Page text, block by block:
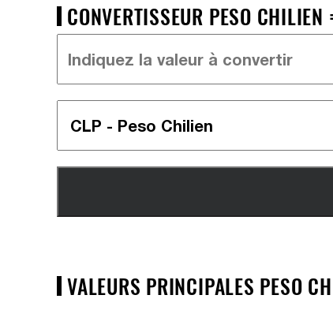
CONVERTISSEUR PESO
VALEURS PRINCIPALES PESO